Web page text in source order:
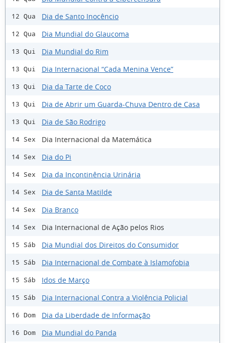
12 Qua Dia de Santo Inocêncio
12 Qua Dia Mundial do Glaucoma
13 Qui Dia Mundial do Rim
13 Qui Dia Internacional “Cada Menina Vence”
13 Qui Dia da Tarte de Coco
13 Qui Dia de Abrir um Guarda-Chuva Dentro de Casa
13 Qui Dia de São Rodrigo
14 Sex Dia Internacional da Matemática
14 Sex Dia do Pi
14 Sex Dia da Incontinência Urinária
14 Sex Dia de Santa Matilde
14 Sex Dia Branco
14 Sex Dia Internacional de Ação pelos Rios
15 Sáb Dia Mundial dos Direitos do Consumidor
15 Sáb Dia Internacional de Combate à Islamofobia
15 Sáb Idos de Março
15 Sáb Dia Internacional Contra a Violência Policial
16 Dom Dia da Liberdade de Informação
16 Dom Dia Mundial do Panda